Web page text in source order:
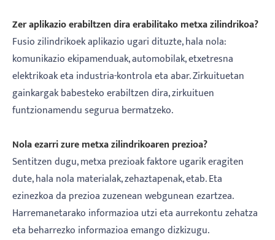
Zer aplikazio erabiltzen dira erabilitako metxa zilindrikoa?
Fusio zilindrikoek aplikazio ugari dituzte, hala nola:
komunikazio ekipamenduak, automobilak, etxetresna
elektrikoak eta industria-kontrola eta abar. Zirkuituetan
gainkargak babesteko erabiltzen dira, zirkuituen
funtzionamendu segurua bermatzeko.
Nola ezarri zure metxa zilindrikoaren prezioa?
Sentitzen dugu, metxa prezioak faktore ugarik eragiten
dute, hala nola materialak, zehaztapenak, etab. Eta
ezinezkoa da prezioa zuzenean webgunean ezartzea.
Harremanetarako informazioa utzi eta aurrekontu zehatza
eta beharrezko informazioa emango dizkizugu.